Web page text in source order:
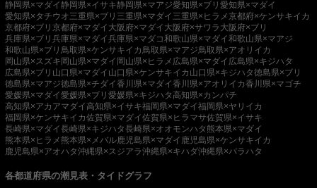
静岡県×マダイ静岡県×イサキ静岡県×マアジ愛知県×ブリ 愛知県×マダイ
愛知県×タチウオ三重県×ブリ 三重県×マダイ 三重県×ヒラメ京都府×ケンサキイカ
京都府×ブリ 京都府×マダイ 大阪府×マダイ 大阪府×サワラ 大阪府×ブリ
兵庫県×ブリ 兵庫県×マダイ兵庫県×マダコ和歌山県×マダイ和歌山県×マアジ
和歌山県×ブリ 鳥取県×ケンサキイカ 鳥取県×マアジ鳥取県×アオリイカ
岡山県×スズキ岡山県×マダイ 岡山県×ヒラメ 広島県×マダイ 広島県×キジハタ
広島県×ブリ 山口県×マダイ 山口県×ケンサキイカ 山口県×キジハタ徳島県×ブリ
徳島県×マアジ徳島県×チダイ香川県×マダイ香川県×アオリイカ香川県×マゴチ
愛媛県×マダイ愛媛県×ブリ 愛媛県×キジハタ高知県×カンパチ
高知県×アカアマダイ高知県×イサキ福岡県×マダイ福岡県×ヤリイカ
福岡県×ケンサキイカ佐賀県×マダイ佐賀県×ヒラマサ佐賀県×イサキ
長崎県×マダイ長崎県×キジハタ長崎県×オオモンハタ 熊本県×マダイ
熊本県×ヒラメ 熊本県×メバル鹿児島県×マダイ 鹿児島県×ケンサキイカ
鹿児島県×アオハタ沖縄県×スジアラ沖縄県×キハダ沖縄県×バラハタ
各都道府県の潮見表・タイドグラフ